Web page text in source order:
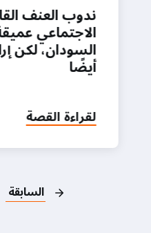
ندوب العنف
الاجتماعي
السودان، لكن
أيضًا
لقراءة القصة
السابقة